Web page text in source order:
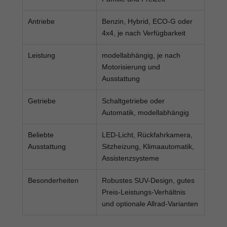
Antriebe
Benzin, Hybrid, ECO-G oder
4x4, je nach Verfügbarkeit
Leistung
modellabhängig, je nach
Motorisierung und
Ausstattung
Getriebe
Schaltgetriebe oder
Automatik, modellabhängig
Beliebte
Ausstattung
LED-Licht, Rückfahrkamera,
Sitzheizung, Klimaautomatik,
Assistenzsysteme
Besonderheiten
Robustes SUV-Design, gutes
Preis-Leistungs-Verhältnis
und optionale Allrad-Varianten